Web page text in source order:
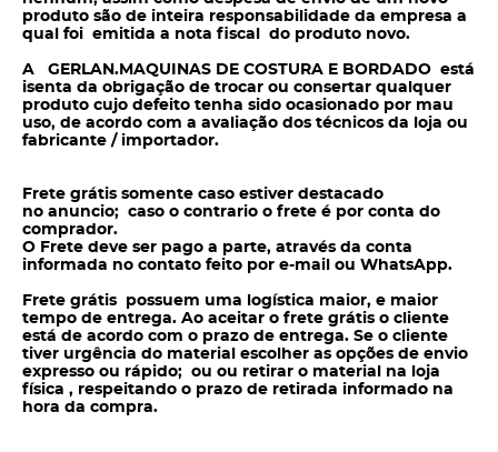
produto são de inteira responsabilidade da empresa a
qual foi emitida a nota fiscal do produto novo.
A GERLAN.MAQUINAS DE COSTURA E BORDADO está
isenta da obrigação de trocar ou consertar qualquer
produto cujo defeito tenha sido ocasionado por mau
uso, de acordo com a avaliação dos técnicos da loja ou
fabricante / importador.
Frete grátis somente caso estiver destacado
no anuncio; caso o contrario o frete é por conta do
comprador.
O Frete deve ser pago a parte, através da conta
informada no contato feito por e-mail ou WhatsApp.
Frete grátis possuem uma logística maior, e maior
tempo de entrega. Ao aceitar o frete grátis o cliente
está de acordo com o prazo de entrega. Se o cliente
tiver urgência do material escolher as opções de envio
expresso ou rápido; ou ou retirar o material na loja
física , respeitando o prazo de retirada informado na
hora da compra.